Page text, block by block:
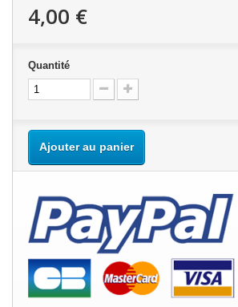
4,00 €
Quantité
Ajouter au panier